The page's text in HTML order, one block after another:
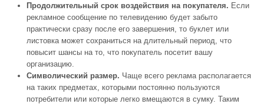
Продолжительный срок воздействия на покупателя. Если
рекламное сообщение по телевидению будет забыто
практически сразу после его завершения, то буклет или
листовка может сохраниться на длительный период, что
повысит шансы на то, что покупатель посетит вашу
организацию.
Символический размер. Чаще всего реклама располагается
на таких предметах, которыми постоянно пользуются
потребители или которые легко вмещаются в сумку. Таким